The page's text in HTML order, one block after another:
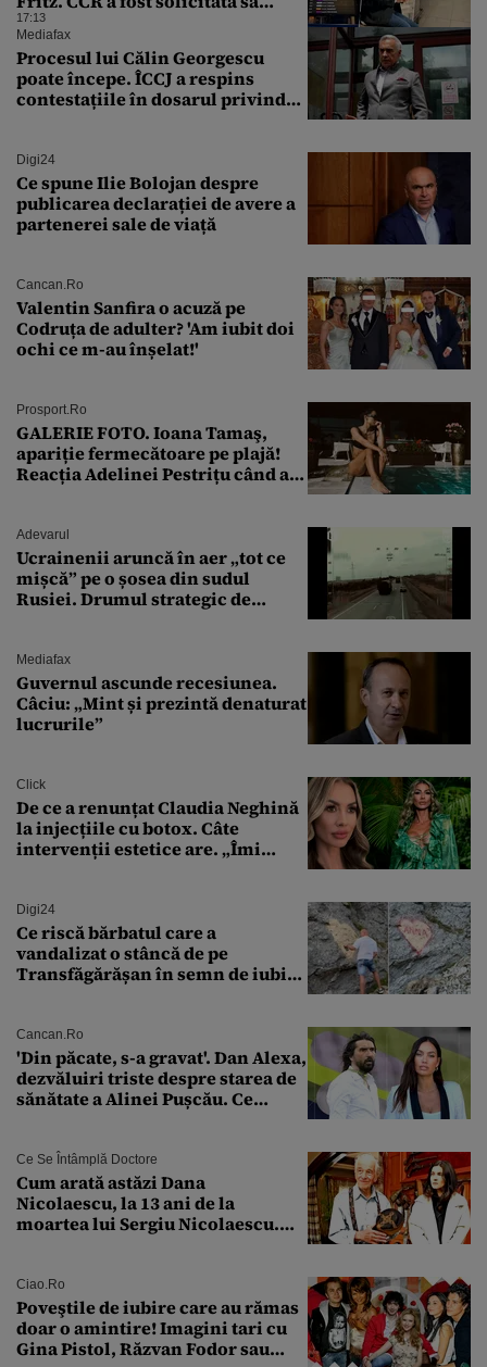
intervină
17:13
Mediafax
Procesul lui Călin Georgescu
poate începe. ÎCCJ a respins
contestațiile în dosarul privind
Digi24
Ce spune Ilie Bolojan despre
publicarea declarației de avere a
partenerei sale de viață
Cancan.ro
Valentin Sanfira o acuză pe
Codruța de adulter? 'Am iubit doi
ochi ce m-au înșelat!'
Prosport.ro
GALERIE FOTO. Ioana Tamaş,
apariție fermecătoare pe plajă!
Reacția Adelinei Pestrițu când a
Adevarul
Ucrainenii aruncă în aer „tot ce
mișcă” pe o șosea din sudul
Rusiei. Drumul strategic de
Mediafax
Guvernul ascunde recesiunea.
Câciu: „Mint și prezintă denaturat
lucrurile”
Click
De ce a renunțat Claudia Neghină
la injecțiile cu botox. Câte
intervenții estetice are. „Îmi
Digi24
Ce riscă bărbatul care a
vandalizat o stâncă de pe
Transfăgărășan în semn de iubire
Cancan.ro
'Din păcate, s-a gravat'. Dan Alexa,
dezvăluiri triste despre starea de
sănătate a Alinei Pușcău. Ce
Ce Se Întâmplă Doctore
Cum arată astăzi Dana
Nicolaescu, la 13 ani de la
moartea lui Sergiu Nicolaescu.
Ciao.ro
Poveştile de iubire care au rămas
doar o amintire! Imagini tari cu
Gina Pistol, Răzvan Fodor sau